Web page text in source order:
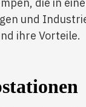
und
ihre Vorteile.